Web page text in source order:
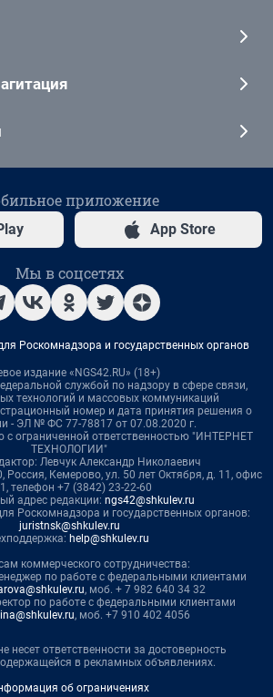
приложение
App Store
Мы в соцсетях
Роскомнадзора и государственных органов
издание «NGS42.RU» (18+)
службой по надзору в сфере связи,
технологий и массовых коммуникаций
номер и дата принятия решения о
- ЭЛ № ФС 77-78817 от 07.08.2020 г.
с ограниченной ответственностью "ИНТЕРНЕТ
ТЕХНОЛОГИИ"
Левчук Александр Николаевич
Россия, Кемерово, ул. 50 лет Октября, д. 11, офис
телефон +7 (3842) 23-22-60
адрес редакции: ngs42@shkulev.ru
Роскомнадзора и государственных органов:
juristnsk@shkulev.ru
help@shkulev.ru
коммерческого сотрудничества:
по работе с федеральными клиентами
, моб. + 7 982 640 34 32
по работе с федеральными клиентами
, моб. +7 910 402 4056
несет ответственности за достоверность
в рекламных объявлениях.
об ограничениях